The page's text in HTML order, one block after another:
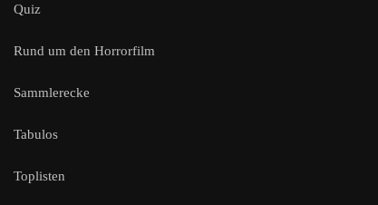
Quiz
Rund um den Horrorfilm
Sammlerecke
Tabulos
Toplisten